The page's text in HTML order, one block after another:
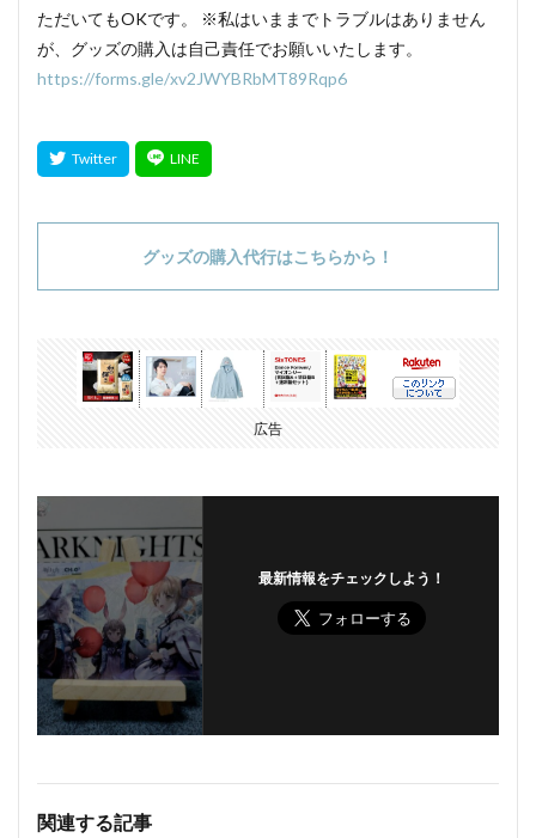
ただいてもOKです。 ※私はいままでトラブルはありません
が、グッズの購入は自己責任でお願いいたします。
https://forms.gle/xv2JWYBRbMT89Rqp6
グッズの購入代行はこちらから！
広告
最新情報をチェックしよう！
関連する記事